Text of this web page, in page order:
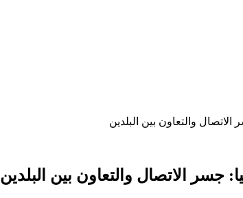
الاتصال والتعاون بين البلدين
جسر الاتصال والتعاون بين البلدين